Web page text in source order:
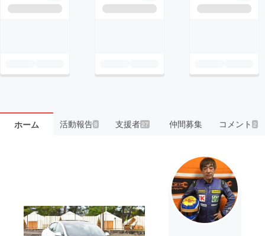
ホーム 活動報告8 支援者 27 仲間募集 コメント 2